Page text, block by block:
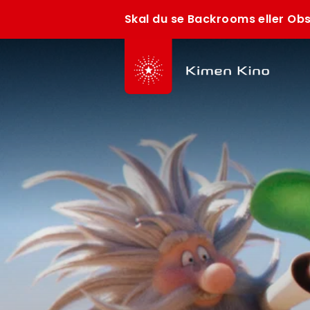
Skal du se Backrooms eller